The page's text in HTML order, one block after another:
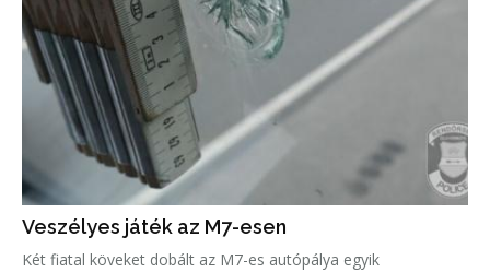
Veszélyes játék az M7-esen
Két fiatal köveket dobált az M7-es autópálya egyik